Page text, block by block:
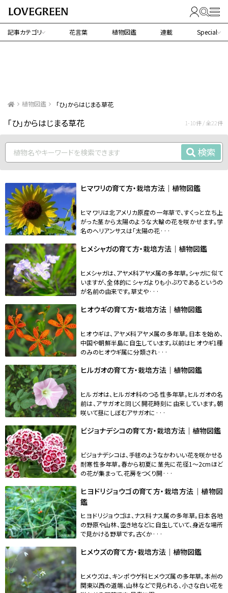
記事カテゴリ 花言葉 植物図鑑 連載 Special
植物図鑑 「ひ」からはじまる草花
「ひ」からはじまる草花 1-10件 / 全22件
検索
ヒマワリの育て方・栽培方法｜植物図鑑
ヒマワリは北アメリカ原産の一年草で、すくっと立ち上
がった茎から太陽のような大輪の花を咲かせます。学
名のヘリアンサスは「太陽の花···
ヒメシャガの育て方・栽培方法｜植物図鑑
ヒメシャガは、アヤメ科アヤメ属の多年草。シャガに似て
いますが、全体的にシャガよりも小ぶりであるというの
が名前の由来です。草丈や···
ヒオウギの育て方・栽培方法｜植物図鑑
ヒオウギは、アヤメ科アヤメ属の多年草。日本を始め、
中国や朝鮮半島に自生しています。以前はヒオウギ1種
のみのヒオウギ属に分類され···
ヒルガオの育て方・栽培方法｜植物図鑑
ヒルガオは、ヒルガオ科のつる性多年草。ヒルガオの名
前は、アサガオと同じく開花時刻に由来しています。朝
咲いて昼にしぼむアサガオに···
ビジョナデシコの育て方・栽培方法｜植物図鑑
ビジョナデシコは、手毬のようなかわいい花を咲かせる
耐寒性多年草。春から初夏に茎先に花径1～2cmほど
の花が集まって、花房をつくり開···
ヒヨドリジョウゴの育て方・栽培方法｜植物図
鑑
ヒヨドリジョウゴは、ナス科ナス属の多年草。日本各地
の野原や山林、空き地などに自生していて、身近な場所
で見かける野草です。古くか···
ヒメウズの育て方・栽培方法｜植物図鑑
ヒメウズは、キンポウゲ科ヒメウズ属の多年草。本州の
関東以西の道端、山林などで見られる、小さな白い花を